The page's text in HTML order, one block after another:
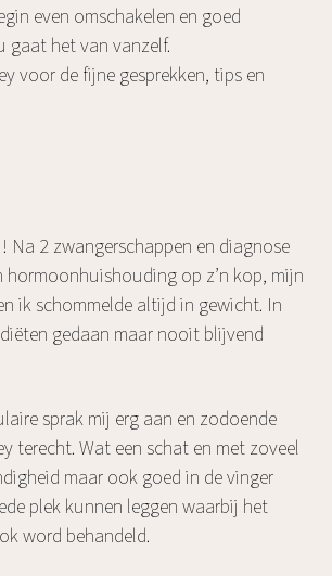
even omschakelen en goed
gaat het van vanzelf.
voor de fijne gesprekken, tips en
Na 2 zwangerschappen en diagnose
hormoonhuishouding op z’n kop, mijn
ik schommelde altijd in gewicht. In
gedaan maar nooit blijvend
sprak mij erg aan en zodoende
terecht. Wat een schat en met zoveel
maar ook goed in de vinger
plek kunnen leggen waarbij het
word behandeld.